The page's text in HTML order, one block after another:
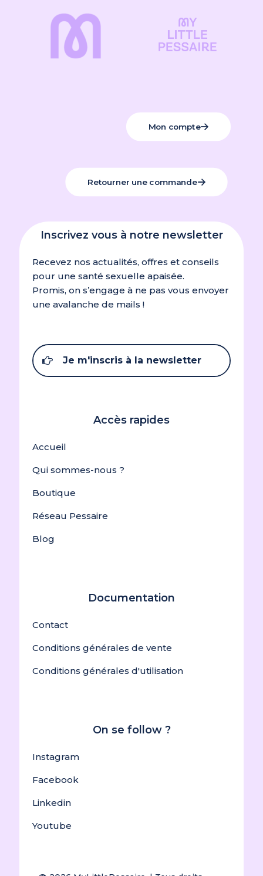
Poids : 0,59 kg
Format : 24,9 x 18,6 cm
Mon compte
Retourner une commande
Inscrivez vous à notre newsletter
Recevez nos actualités, offres et conseils
pour une santé sexuelle apaisée.
Promis, on s’engage à ne pas vous envoyer
une avalanche de mails !
Je m'inscris à la newsletter
Accès rapides
Accueil
Qui sommes-nous ?
Boutique
Réseau Pessaire
Blog
Documentation
Contact
Conditions générales de vente
Conditions générales d'utilisation
On se follow ?
Instagram
Facebook
Linkedin
Youtube